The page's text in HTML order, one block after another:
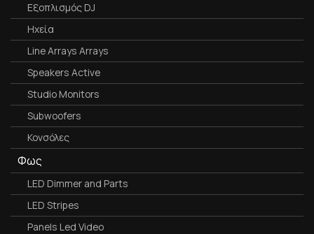
Εξοπλισμός DJ
Ηχεία
Line Arrays Arrays
Speakers Active
Studio Monitors
Subwoofers
Κονσόλες
Φως
LED Dimmer and Parts
LED Stripes
Panels Led Video